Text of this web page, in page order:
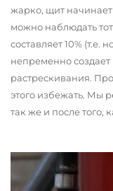
жарко, щит
можно наблюдать
составляет 10% (т.е.
непременно
растрескивания.
этого избежать. Мы
так же и после того,